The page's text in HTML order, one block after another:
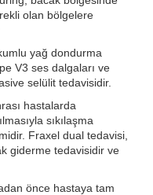
olan bölgelere
yağ dondurma
V3 ses dalgaları ve
selülit tedavisidir.
hastalarda
sıkılaşma
Fraxel dual tedavisi,
giderme tedavisidir ve
önce hastaya tam